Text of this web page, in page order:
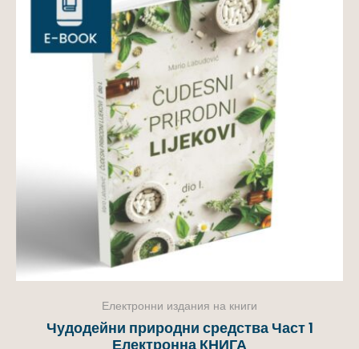
Електронни издания на книги
Чудодейни природни средства Част 1
Електронна КНИГА